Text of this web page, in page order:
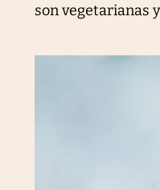
son vegetarianas